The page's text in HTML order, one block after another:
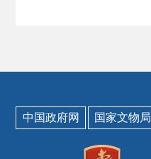
中国政府网 国家文物局